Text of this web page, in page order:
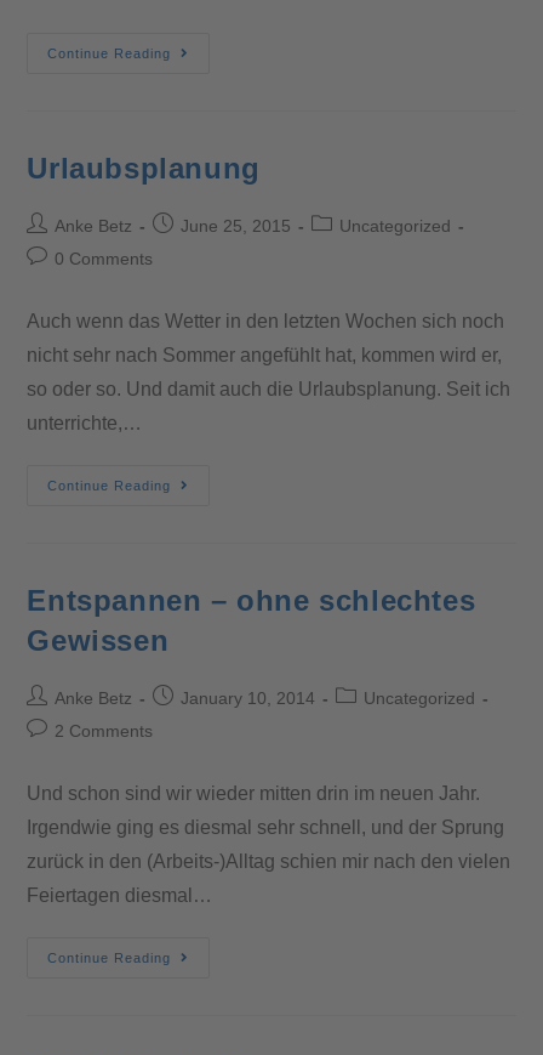
Continue Reading
Urlaubsplanung
Anke Betz June 25, 2015
Uncategorized
0 Comments
Auch wenn das Wetter in den letzten Wochen sich noch
nicht sehr nach Sommer angefühlt hat, kommen wird er,
so oder so. Und damit auch die Urlaubsplanung. Seit ich
unterrichte,…
Continue Reading
Entspannen – ohne schlechtes
Gewissen
Anke Betz January 10, 2014
Uncategorized
2 Comments
Und schon sind wir wieder mitten drin im neuen Jahr.
Irgendwie ging es diesmal sehr schnell, und der Sprung
zurück in den (Arbeits-)Alltag schien mir nach den vielen
Feiertagen diesmal…
Continue Reading